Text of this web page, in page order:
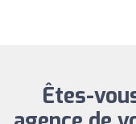
Êtes-